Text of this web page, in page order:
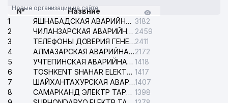
ANIZ СЕМЕЙНОЕ
ПРЕДПРИЯТИЕ
ASSORT CONSULT ООО
CREDO MOTORS ООО
LIGHT-FLIGHT ООО
Новые организации на сайте
№
Назвние
1
ЯШНАБАДСКАЯ АВАРИЙНАЯ СЛУЖБА ЭЛЕКТРОСЕТИ 3182
2
ЧИЛАНЗАРСКАЯ АВАРИЙНАЯ СЛУЖБА ЭЛЕКТРОСЕТИ 2459
3
ТЕЛЕФОНЫ ДОВЕРИЯ ГЕНЕРАЛЬНОЙ ПРОКУРАТУРЫ РЕСПУБЛИКИ УЗБЕКИСТАН2411
4
АЛМАЗАРСКАЯ АВАРИЙНАЯ СЛУЖБА ЭЛЕКТРОСЕТИ2172
5
УЧТЕПИНСКАЯ АВАРИЙНАЯ СЛУЖБА ЭЛЕКТРОСЕТИ 1418
6
TOSHKENT SHAHAR ELEKTR TARMOQLARI KORXONASI АО 1417
7
ШАЙХАНТАХУРСКАЯ АВАРИЙНАЯ СЛУЖБА ЭЛЕКТРОСЕТИ1407
8
САМАРКАНД ЭЛЕКТР ТАРМОКЛАРИ АО 1398